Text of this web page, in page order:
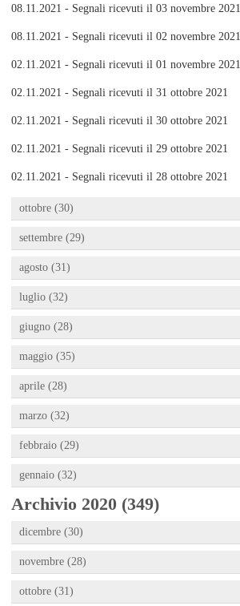
08.11.2021 - Segnali ricevuti il 03 novembre 2021
08.11.2021 - Segnali ricevuti il 02 novembre 2021
02.11.2021 - Segnali ricevuti il 01 novembre 2021
02.11.2021 - Segnali ricevuti il 31 ottobre 2021
02.11.2021 - Segnali ricevuti il 30 ottobre 2021
02.11.2021 - Segnali ricevuti il 29 ottobre 2021
02.11.2021 - Segnali ricevuti il 28 ottobre 2021
ottobre (30)
settembre (29)
agosto (31)
luglio (32)
giugno (28)
maggio (35)
aprile (28)
marzo (32)
febbraio (29)
gennaio (32)
Archivio 2020 (349)
dicembre (30)
novembre (28)
ottobre (31)